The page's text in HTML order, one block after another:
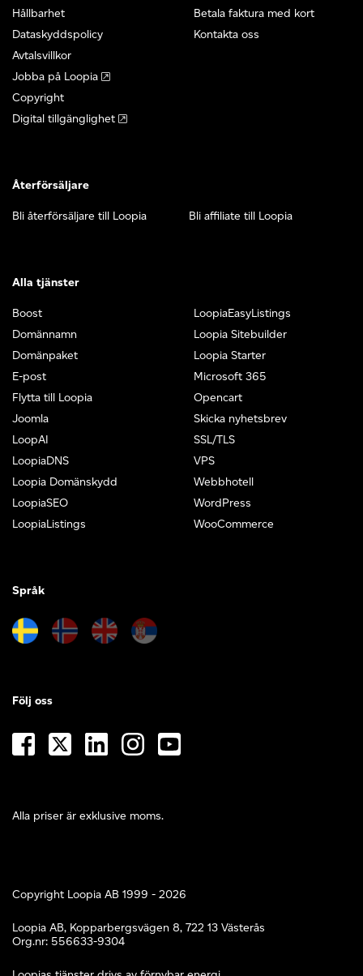
Hållbarhet
Dataskyddspolicy
Avtalsvillkor
Jobba på Loopia
Copyright
Digital tillgänglighet
Betala faktura med kort
Kontakta oss
Återförsäljare
Bli återförsäljare till Loopia Bli affiliate till Loopia
Alla tjänster
Boost
Domännamn
Domänpaket
E-post
Flytta till Loopia
Joomla
LoopAI
LoopiaDNS
Loopia Domänskydd
LoopiaSEO
LoopiaListings
LoopiaEasyListings
Loopia Sitebuilder
Loopia Starter
Microsoft 365
Opencart
Skicka nyhetsbrev
SSL/TLS
VPS
Webbhotell
WordPress
WooCommerce
Språk
Alla priser är exklusive moms.
Följ oss
Copyright Loopia AB 1999 - 2026
Loopia AB, Kopparbergsvägen 8, 722 13 Västerås
Org.nr: 556633-9304